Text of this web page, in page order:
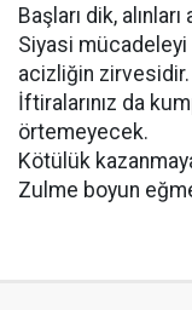
Başları dik, alınları
Siyasi
acizliğin zirvesidir.
İftiralarınız da
örtemeyecek.
Kötülük
Zulme boyun